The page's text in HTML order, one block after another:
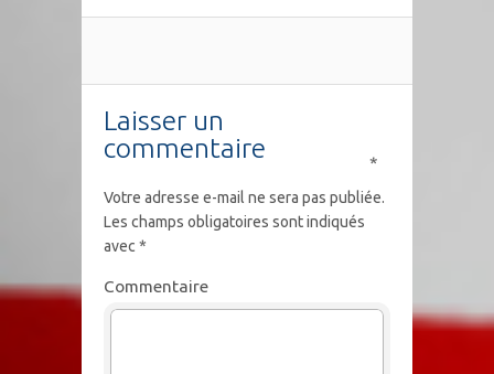
Laisser un
commentaire
Votre adresse e-mail ne sera pas publiée.
Les champs obligatoires sont indiqués
avec *
Commentaire
*